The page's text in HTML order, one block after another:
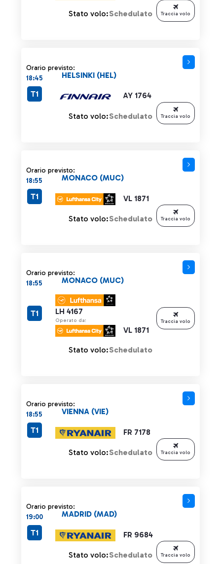
Stato volo:Schedulato Traccia volo
Orario previsto:
18:45
AY 1764
HELSINKI (HEL)
T1
Stato volo:Schedulato Traccia volo
Orario previsto:
18:55
VL 1871
MONACO (MUC)
T1
Stato volo:Schedulato Traccia volo
Orario previsto:
18:55
LH 4167
Operato da:
VL 1871
MONACO (MUC)
T1
Stato volo:Schedulato
Traccia volo
Orario previsto:
18:55
FR 7178
VIENNA (VIE)
T1
Stato volo:Schedulato Traccia volo
Orario previsto:
19:00
FR 9684
MADRID (MAD)
T1
Stato volo:Schedulato Traccia volo